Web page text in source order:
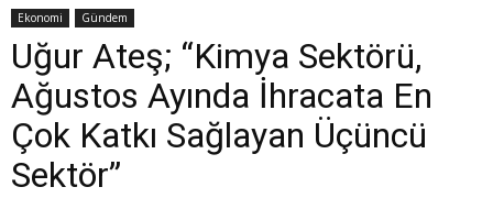
Gazetesi
Ekonomi Gündem
Uğur Ateş; “Kimya Sektörü,
Ağustos Ayında İhracata En
Çok Katkı Sağlayan Üçüncü
Sektör”